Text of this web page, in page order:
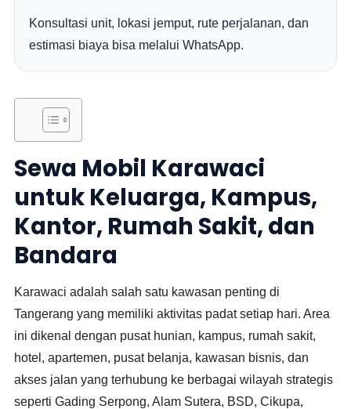
Konsultasi unit, lokasi jemput, rute perjalanan, dan
estimasi biaya bisa melalui WhatsApp.
Sewa Mobil Karawaci
untuk Keluarga, Kampus,
Kantor, Rumah Sakit, dan
Bandara
Karawaci adalah salah satu kawasan penting di
Tangerang yang memiliki aktivitas padat setiap hari. Area
ini dikenal dengan pusat hunian, kampus, rumah sakit,
hotel, apartemen, pusat belanja, kawasan bisnis, dan
akses jalan yang terhubung ke berbagai wilayah strategis
seperti Gading Serpong, Alam Sutera, BSD, Cikupa,